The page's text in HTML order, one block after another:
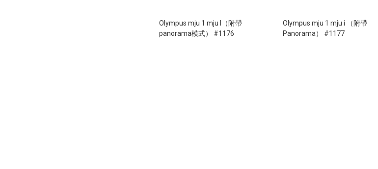
Olympus mju 1 mju I（附帶
panorama模式） #1176
Olympus mju 1 mju i （附帶
Panorama） #1177